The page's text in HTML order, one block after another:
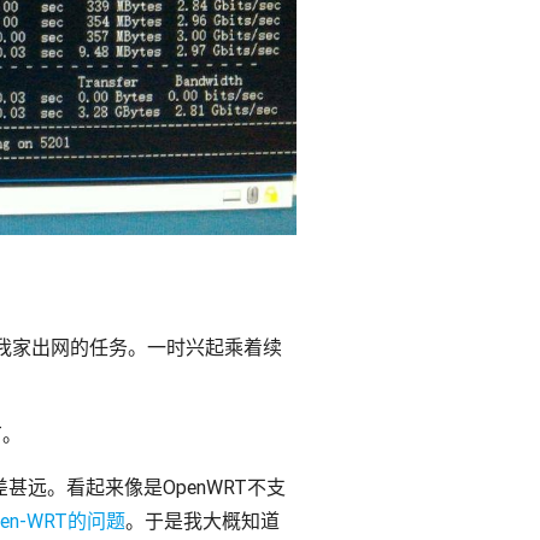
家出网的任务。一时兴起乘着续
远。看起来像是OpenWRT不支
WRT的问题。于是我大概知道